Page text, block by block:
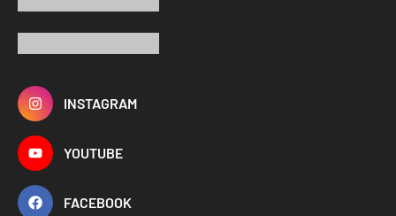
INSTAGRAM
YOUTUBE
FACEBOOK